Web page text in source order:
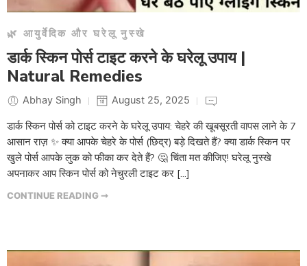
🌿 आयुर्वेदिक और घरेलू नुस्खे
डार्क स्किन पोर्स टाइट करने के घरेलू उपाय |
Natural Remedies
Abhay Singh August 25, 2025
डार्क स्किन पोर्स को टाइट करने के घरेलू उपाय: चेहरे की खूबसूरती वापस लाने के 7
आसान राज़ ✨ क्या आपके चेहरे के पोर्स (छिद्र) बड़े दिखते हैं? क्या डार्क स्किन पर
खुले पोर्स आपके लुक को फीका कर देते हैं? 🤔 चिंता मत कीजिए! घरेलू नुस्खे
अपनाकर आप स्किन पोर्स को नेचुरली टाइट कर […]
CONTINUE READING ➞